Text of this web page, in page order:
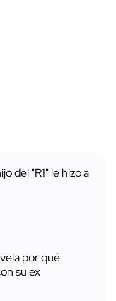
del "R1" le hizo a
por qué
su ex